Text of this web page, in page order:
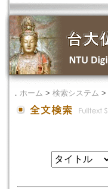
． ホーム > 検索システム >